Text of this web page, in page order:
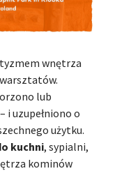
wnętrza
lub
i uzupełniono o
użytku.
kuchni, sypialni,
kominów